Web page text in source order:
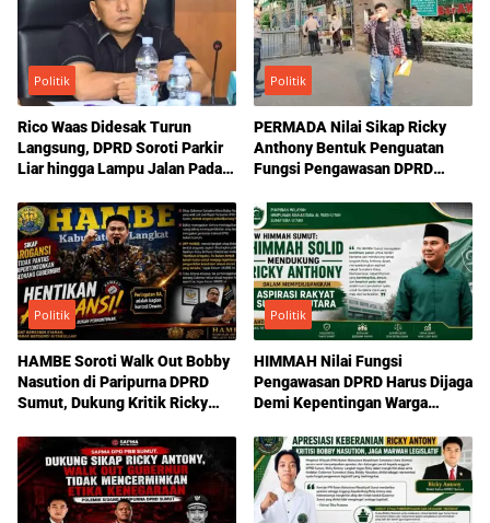
Politik
Rico Waas Didesak Turun
Langsung, DPRD Soroti Parkir
Liar hingga Lampu Jalan Padam
Politik
PERMADA Nilai Sikap Ricky
Anthony Bentuk Penguatan
Fungsi Pengawasan DPRD
Politik
HAMBE Soroti Walk Out Bobby
Nasution di Paripurna DPRD
Sumut, Dukung Kritik Ricky
Politik
HIMMAH Nilai Fungsi
Pengawasan DPRD Harus Dijaga
Demi Kepentingan Warga